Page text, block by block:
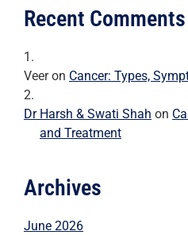
Recent Comments
Veeron Cancer: Types,
Dr Harsh & Swati Shah on
and Treatment
Archives
June 2026